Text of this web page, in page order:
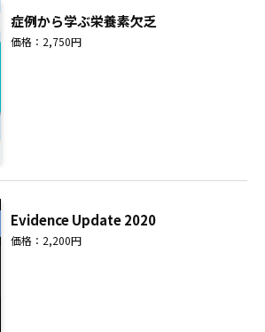
症例から学ぶ栄養素欠乏
価格：2,750円
Evidence Update 2020
価格：2,200円